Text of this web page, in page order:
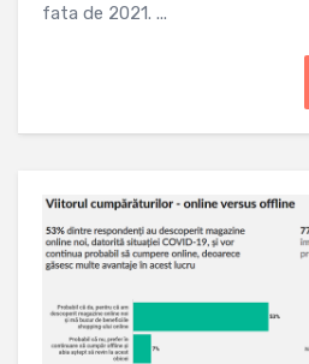
fata de 2021. ...